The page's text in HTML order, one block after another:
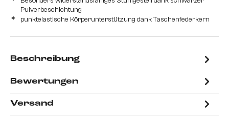
Pulverbeschichtung
punktelastische Körperunterstützung dank Taschenfederkern
Beschreibung
Bewertungen
Versand